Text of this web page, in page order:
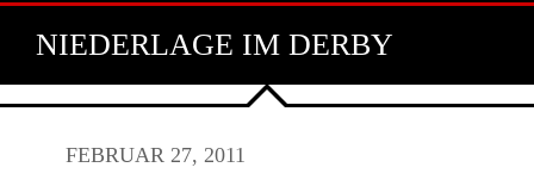
NIEDERLAGE IM DERBY
FEBRUAR 27, 2011